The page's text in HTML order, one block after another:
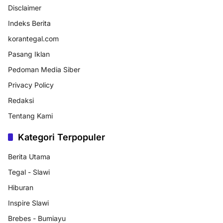
Disclaimer
Indeks Berita
korantegal.com
Pasang Iklan
Pedoman Media Siber
Privacy Policy
Redaksi
Tentang Kami
Kategori Terpopuler
Berita Utama
Tegal - Slawi
Hiburan
Inspire Slawi
Brebes - Bumiayu